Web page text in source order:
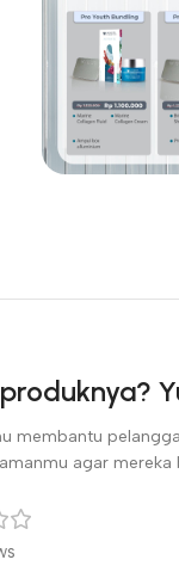
membantu
agar